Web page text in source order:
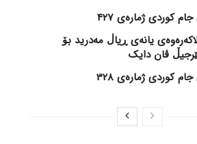
کوردی ژمارەی 427
یانەی ڕیاڵ مەدرید بۆ
ڤان دایک
کوردی ژمارەی 328